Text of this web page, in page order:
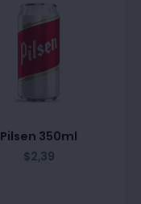
Pilsen 350ml
$2,39